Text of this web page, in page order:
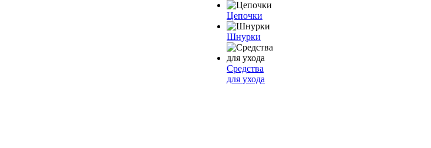
Цепочки
Шнурки
Средства
для ухода